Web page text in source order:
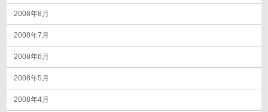
2008年8月
2008年7月
2008年6月
2008年5月
2008年4月